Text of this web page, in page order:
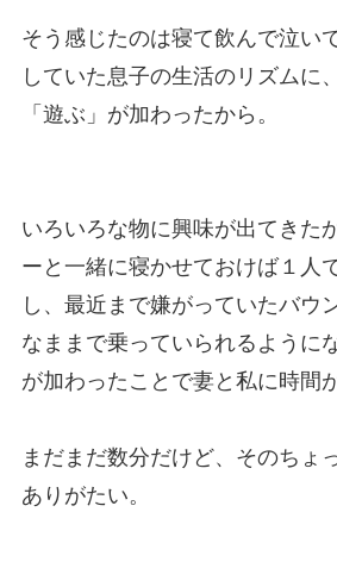
そう感じたのは寝て飲んで泣い
していた息子の生活のリズムに
「遊ぶ」が加わったから。
いろいろな物に興味が出てきた
ーと一緒に寝かせておけば１人
し、最近まで嫌がっていたバウ
なままで乗っていられるように
が加わったことで妻と私に時間
まだまだ数分だけど、そのちょ
ありがたい。